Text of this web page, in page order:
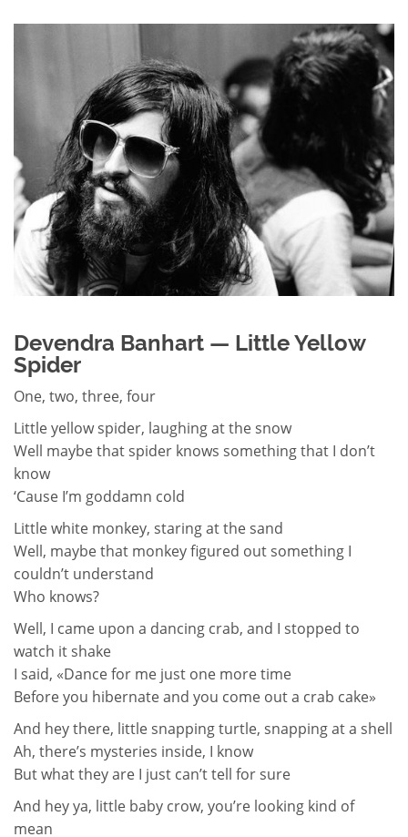
Devendra Banhart — Little Yellow
Spider
One, two, three, four
Little yellow spider, laughing at the snow
Well maybe that spider knows something that I don’t
know
‘Cause I’m goddamn cold
Little white monkey, staring at the sand
Well, maybe that monkey figured out something I
couldn’t understand
Who knows?
Well, I came upon a dancing crab, and I stopped to
watch it shake
I said, «Dance for me just one more time
Before you hibernate and you come out a crab cake»
And hey there, little snapping turtle, snapping at a shell
Ah, there’s mysteries inside, I know
But what they are I just can’t tell for sure
And hey ya, little baby crow, you’re looking kind of
mean